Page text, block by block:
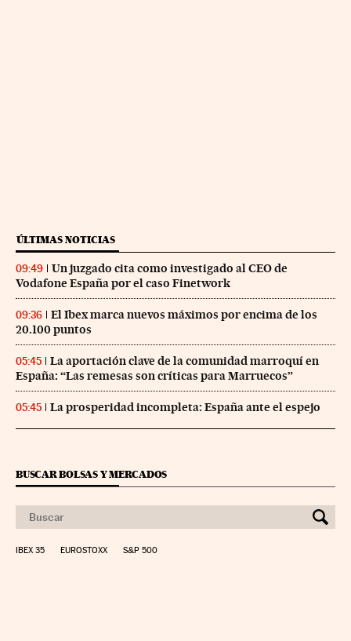
ÚLTIMAS NOTICIAS
09:49
Un juzgado cita como investigado al CEO de
Vodafone España por el caso Finetwork
09:36
El Ibex marca nuevos máximos por encima de los
20.100 puntos
05:45
La aportación clave de la comunidad marroquí en
España: “Las remesas son críticas para Marruecos”
05:45 La prosperidad incompleta: España ante el espejo
BUSCAR BOLSAS Y MERCADOS
IBEX 35 EUROSTOXX S&P 500